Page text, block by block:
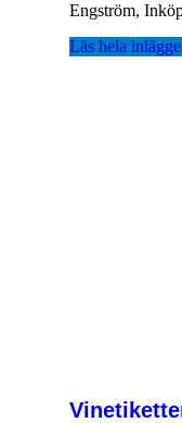
Engström,
Läs hela